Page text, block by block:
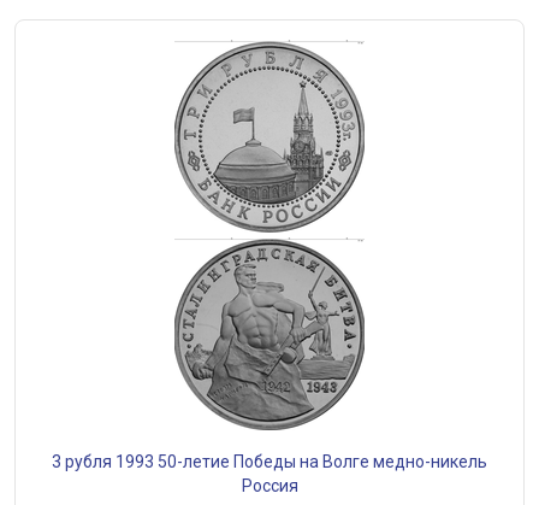
3 рубля 1993 50-летие Победы на Волге медно-никель
Россия